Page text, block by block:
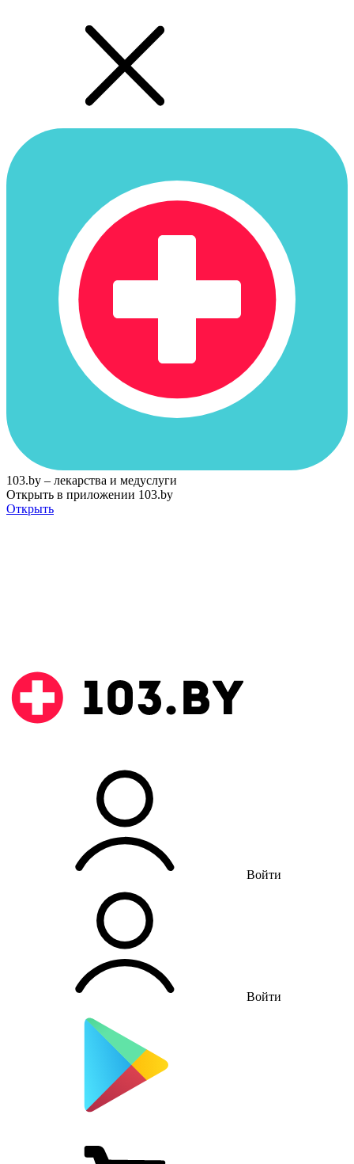
103.by – лекарства и медуслуги
Открыть в приложении 103.by
Открыть
Войти
Войти